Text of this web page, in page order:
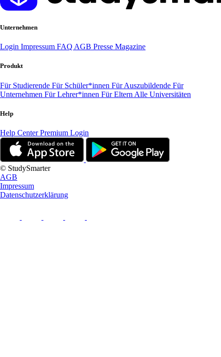
Unternehmen
Login Impressum FAQ AGB Presse Magazine
Produkt
Für Studierende Für Schüler*innen Für Auszubildende Für
Unternehmen Für Lehrer*innen Für Eltern Alle Universitäten
Help
Help CenterPremium Login
© StudySmarter
AGB
Impressum
Datenschutzerklärung